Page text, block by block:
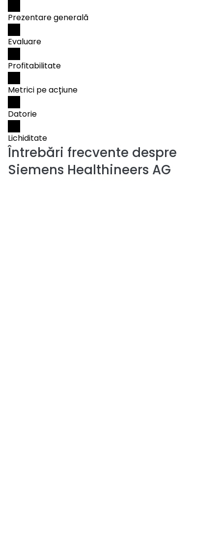
Prezentare generală
Evaluare
Profitabilitate
Metrici pe acțiune
Datorie
Lichiditate
Întrebări frecvente despre
Siemens Healthineers AG